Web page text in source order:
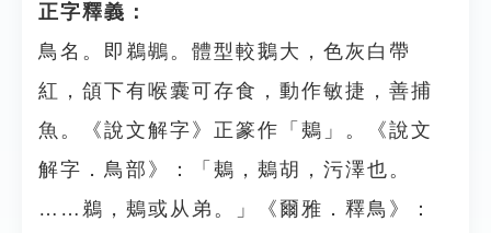
正字釋義：
鳥名。即鵜鶘。體型較鵝大，色灰白帶
紅，頜下有喉囊可存食，動作敏捷，善捕
魚。《說文解字》正篆作「鴺」。《說文
解字．鳥部》：「鴺，鴺胡，污澤也。
……鵜，鴺或从弟。」《爾雅．釋鳥》：